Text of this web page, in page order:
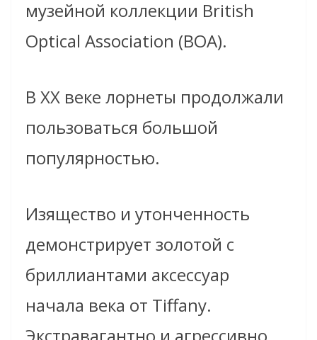
музейной коллекции British
Optical Association (BOA).
В ХХ веке лорнеты продолжали
пользоваться большой
популярностью.
Изящество и утонченность
демонстрирует золотой с
бриллиантами аксессуар
начала века от Tiffany.